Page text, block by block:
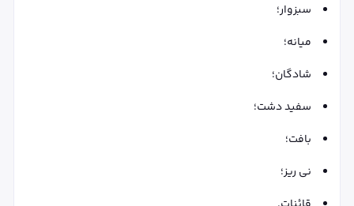
سبزوار؛
میانه؛
شادگان؛
سفید دشت؛
بافت؛
نی ریز؛